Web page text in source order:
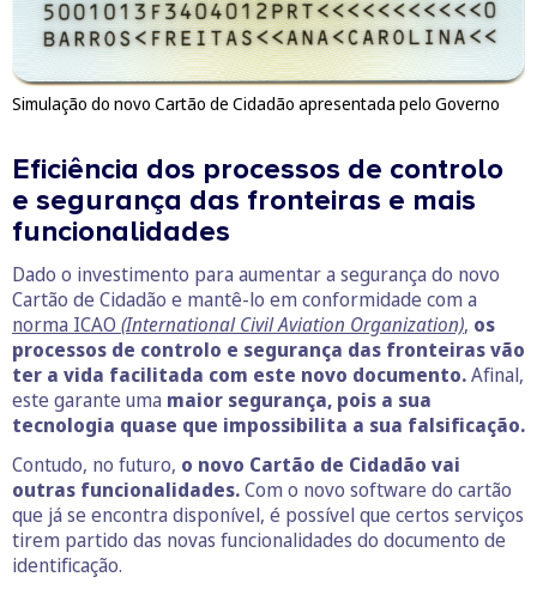
Simulação do novo Cartão de Cidadão apresentada pelo Governo
Eficiência dos processos de controlo
e segurança das fronteiras e mais
funcionalidades
Dado o investimento para aumentar a segurança do novo
Cartão de Cidadão e mantê-lo em conformidade com a
norma ICAO (International Civil Aviation Organization), os
processos de controlo e segurança das fronteiras vão
ter a vida facilitada com este novo documento.Afinal,
este garante uma maior segurança, pois a sua
tecnologia quase que impossibilita a sua falsificação.
Contudo, no futuro, o novo Cartão de Cidadão vai
outras funcionalidades.Com o novo software do cartão
que já se encontra disponível, é possível que certos serviços
tirem partido das novas funcionalidades do documento de
identificação.